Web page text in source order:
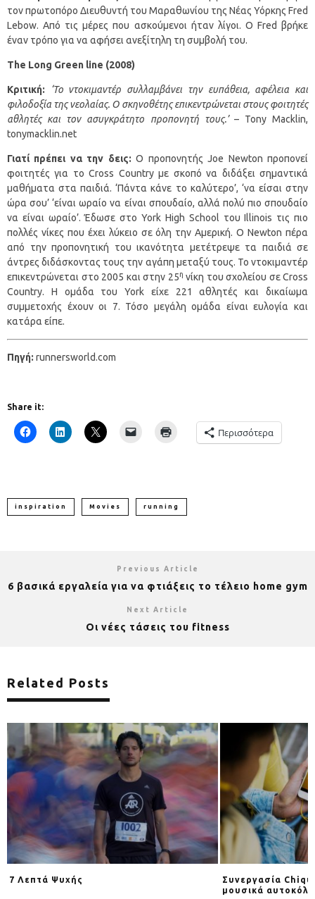
τον πρωτοπόρο Διευθυντή του Μαραθωνίου της Νέας Υόρκης Fred
Lebow. Από τις μέρες που ασκούμενοι ήταν λίγοι. Ο Fred βρήκε
έναν τρόπο για να αφήσει ανεξίτηλη τη συμβολή του.
The Long Green line (2008)
Κριτική:
‘Το ντοκιμαντέρ συλλαμβάνει την ευπάθεια, αφέλεια και
φιλοδοξία της νεολαίας. Ο σκηνοθέτης επικεντρώνεται στους φοιτητές
αθλητές και τον ασυγκράτητο προπονητή τους.’– Tony Macklin,
tonymacklin.net
Γιατί πρέπει να την δεις:Ο προπονητής Joe Newton προπονεί
φοιτητές για το Cross Country με σκοπό να διδάξει σημαντικά
μαθήματα στα παιδιά. ‘Πάντα κάνε το καλύτερο’, ‘να είσαι στην
ώρα σου’ ‘είναι ωραίο να είναι σπουδαίο, αλλά πολύ πιο σπουδαίο
να είναι ωραίο’. Έδωσε στο York High School του Illinois τις πιο
πολλές νίκες που έχει λύκειο σε όλη την Αμερική. Ο Newton πέρα
από την προπονητική του ικανότητα μετέτρεψε τα παιδιά σε
άντρες διδάσκοντας τους την αγάπη μεταξύ τους. Το ντοκιμαντέρ
επικεντρώνεται στο 2005 και στην 25η νίκη του σχολείου σε Cross
Country. Η ομάδα του York είχε 221 αθλητές και δικαίωμα
συμμετοχής έχουν οι 7. Τόσο μεγάλη ομάδα είναι ευλογία και
κατάρα είπε.
Πηγή: runnersworld.com
Share it:
Περισσότερα
inspiration Movies running
Previous Article
6 βασικά εργαλεία για να φτιάξεις το τέλειο home gym
Next Article
Οι νέες τάσεις του fitness
Related Posts
7 Λεπτά Ψυχής
Συνεργασία
μουσικά